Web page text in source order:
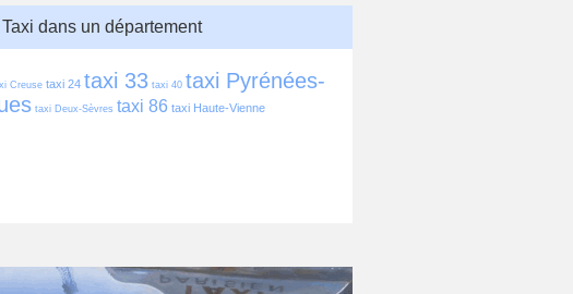
Taxi dans un département
Creuse taxi 24 taxi 33 taxi 40 taxi Pyrénées-
taxi Deux-Sèvres taxi 86 taxi Haute-Vienne